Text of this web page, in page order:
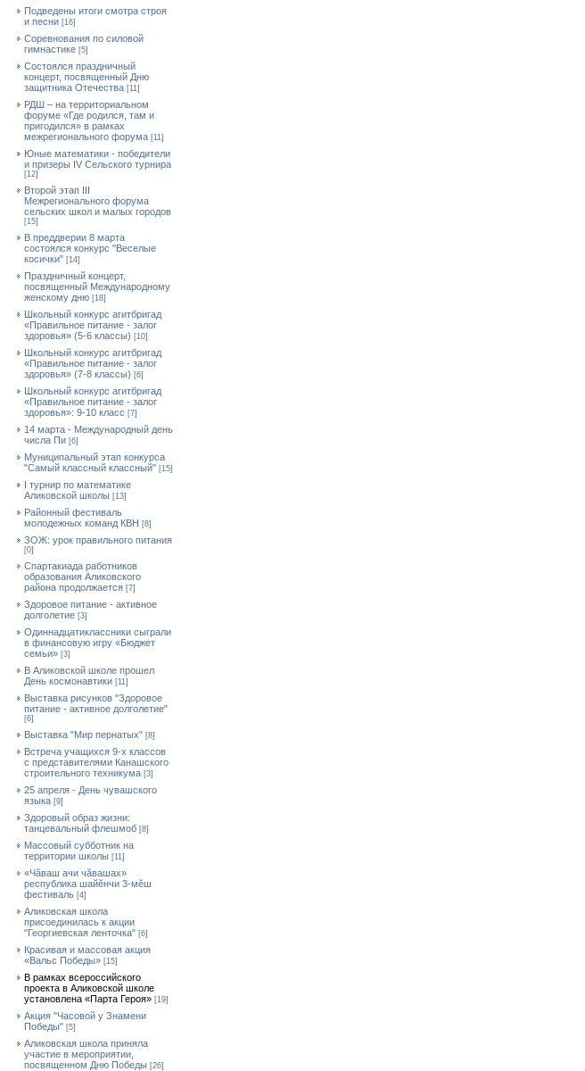
Подведены итоги смотра строя
и песни [16]
Соревнования по силовой
гимнастике [5]
Состоялся праздничный
концерт, посвященный Дню
защитника Отечества [11]
РДШ – на территориальном
форуме «Где родился, там и
пригодился» в рамках
межрегионального форума [11]
Юные математики - победители
и призеры IV Сельского турнира
[12]
Второй этап III
Межрегионального форума
сельских школ и малых городов
[15]
В преддверии 8 марта
состоялся конкурс "Веселые
косички" [14]
Праздничный концерт,
посвященный Международному
женскому дню [18]
Школьный конкурс агитбригад
«Правильное питание - залог
здоровья» (5-6 классы) [10]
Школьный конкурс агитбригад
«Правильное питание - залог
здоровья» (7-8 классы) [6]
Школьный конкурс агитбригад
«Правильное питание - залог
здоровья»: 9-10 класс [7]
14 марта - Международный день
числа Пи [6]
Муниципальный этап конкурса
"Самый классный классный" [15]
I турнир по математике
Аликовской школы [13]
Районный фестиваль
молодежных команд КВН [8]
ЗОЖ: урок правильного питания
[0]
Спартакиада работников
образования Аликовского
района продолжается [7]
Здоровое питание - активное
долголетие [3]
Одиннадцатиклассники сыграли
в финансовую игру «Бюджет
семьи» [3]
В Аликовской школе прошел
День космонавтики [11]
Выставка рисунков "Здоровое
питание - активное долголетие"
[6]
Выставка "Мир пернатых" [8]
Встреча учащихся 9-х классов
с представителями Канашского
строительного техникума [3]
25 апреля - День чувашского
языка [9]
Здоровый образ жизни:
танцевальный флешмоб [8]
Массовый субботник на
территории школы [11]
«Чăваш ачи чăвашах»
республика шайĕнчи 3-мĕш
фестиваль [4]
Аликовская школа
присоединилась к акции
"Георгиевская ленточка" [6]
Красивая и массовая акция
«Вальс Победы» [15]
В рамках всероссийского
проекта в Аликовской школе
установлена «Парта Героя» [19]
Акция "Часовой у Знамени
Победы" [5]
Аликовская школа приняла
участие в мероприятии,
посвященном Дню Победы [26]